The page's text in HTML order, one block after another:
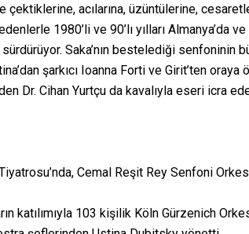
çektiklerine, acılarına, üzüntülerine,
1980’li ve 90’lı yılları Almanya’da
sürdürüyor. Saka’nın bestelediği
şarkıcı Ioanna Forti ve Girit’ten
Dr. Cihan Yurtçu da kavalıyla eseri icra
Cemal Reşit Rey Senfoni
katılımıyla 103 kişilik Köln Gürzenich